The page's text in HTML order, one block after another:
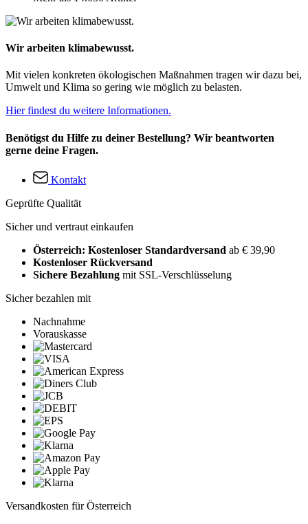
Wir arbeiten klimabewusst.
Mit vielen konkreten ökologischen Maßnahmen tragen wir dazu bei,
Umwelt und Klima so gering wie möglich zu belasten.
Hier findest du weitere Informationen.
Benötigst du Hilfe zu deiner Bestellung? Wir beantworten
gerne deine Fragen.
Kontakt
Geprüfte Qualität
Sicher und vertraut einkaufen
Österreich: Kostenloser Standardversand ab € 39,90
Kostenloser Rückversand
Sichere Bezahlung mit SSL-Verschlüsselung
Sicher bezahlen mit
Nachnahme
Vorauskasse
Versandkosten für Österreich